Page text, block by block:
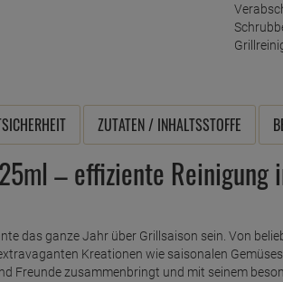
ZUTATEN / INHALTSSTOFFE
– effiziente Reinigung
das ganze Jahr über Grillsaison sein. Von
Kreationen wie saisonalen
Freunde zusammenbringt und mit seinem